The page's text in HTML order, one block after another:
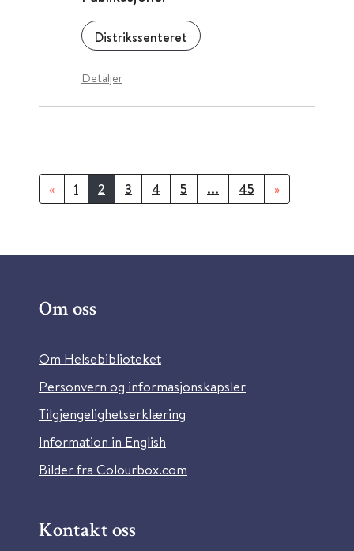
Distrikssenteret
Detaljer
« 1 2 3 4 5 ... 45 »
Om oss
Om Helsebiblioteket
Personvern og informasjonskapsler
Tilgjengelighetserklæring
Information in English
Bilder fra Colourbox.com
Kontakt oss